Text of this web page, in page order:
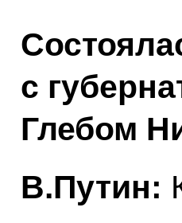
с
Глебом
В.Путин: